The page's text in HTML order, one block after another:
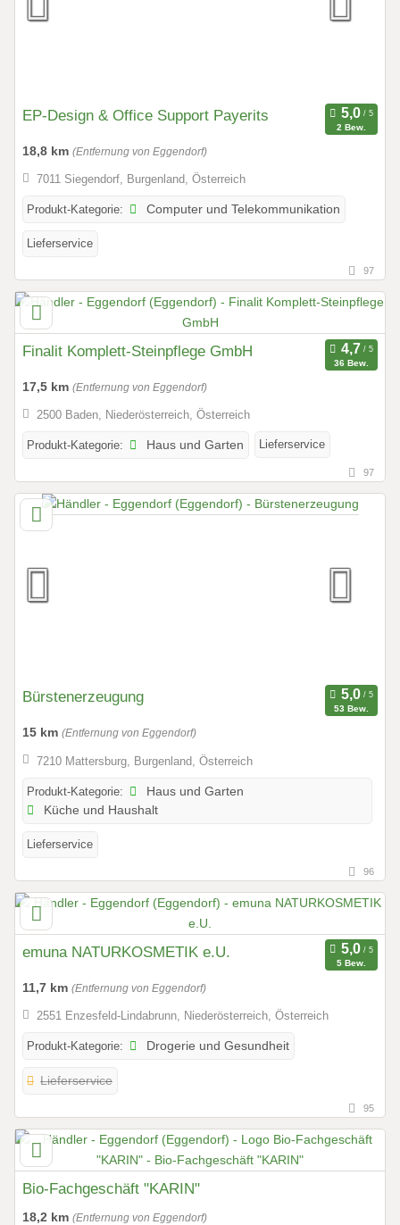
EP-Design & Office Support Payerits
2 Bew.
18,8 km (Entfernung von Eggendorf)
7011 Siegendorf, Burgenland, Österreich
Produkt-Kategorie: Computer und Telekommunikation
Lieferservice
97
Finalit Komplett-Steinpflege GmbH
36 Bew.
17,5 km (Entfernung von Eggendorf)
2500 Baden, Niederösterreich, Österreich
Produkt-Kategorie: Haus und Garten Lieferservice
97
Bürstenerzeugung
53 Bew.
15 km (Entfernung von Eggendorf)
7210 Mattersburg, Burgenland, Österreich
Produkt-Kategorie:
Haus und Garten
Küche und Haushalt
Lieferservice
96
emuna NATURKOSMETIK e.U.
5 Bew.
11,7 km (Entfernung von Eggendorf)
2551 Enzesfeld-Lindabrunn, Niederösterreich, Österreich
Produkt-Kategorie: Drogerie und Gesundheit
Lieferservice
95
Bio-Fachgeschäft "KARIN"
18,2 km (Entfernung von Eggendorf)